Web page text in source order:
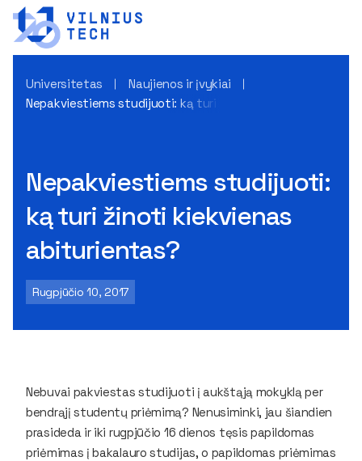
Universitetas
Naujienos ir įvykiai
Nepakviestiems studijuoti: ką turi žinoti kiekvienas
Nepakviestiems studijuoti:
ką turi žinoti kiekvienas
abiturientas?
Rugpjūčio 10, 2017
Nebuvai pakviestas studijuoti į aukštąją mokyklą per
bendrąjį studentų priėmimą? Nenusiminki, jau šiandien
prasideda ir iki rugpjūčio 16 dienos tęsis papildomas
priėmimas į bakalauro studijas, o papildomas priėmimas